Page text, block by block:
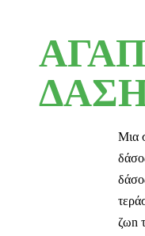
Μια
ζωn